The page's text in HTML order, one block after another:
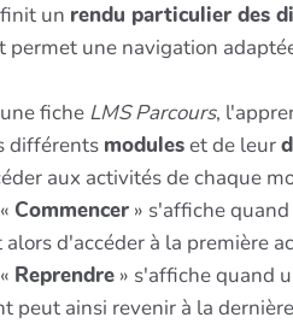
un rendu particulier des
permet une navigation
fiche LMS Parcours,
différents moduleset de leur
aux activités de chaque
Commencer » s'affiche
d'accéder à la première
Reprendre » s'affiche quand
peut ainsi revenir à la